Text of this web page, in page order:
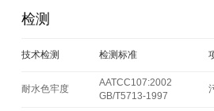
检测
技术检测 检测标准
耐水色牢度
AATCC107:2002
GB/T5713-1997